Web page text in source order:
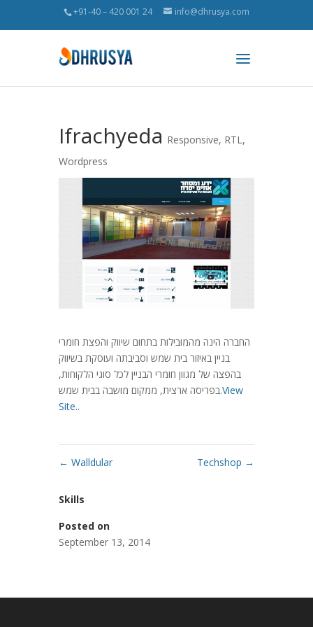
+91-40 – 420 001 24 info@dhrusya.com
Ifrachyeda Responsive, RTL,
Wordpress
החברה הינה מהמובילות בתחום שיווק והפצת חומרי
בניין באיזור בית שמש וסביבתה ועוסקת בשיווק
בהפצה של מגוון חומרי הבניין לכל סוגי הלקוחות,
בפריסה ארצית, ממקום מושבה בבית שמש.View
Site..
← Walldular Techshop →
Skills
Posted on
September 13, 2014